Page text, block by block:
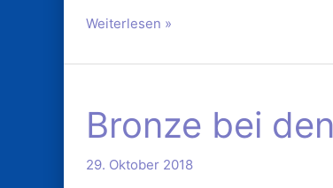
Weiterlesen »
Bronze bei
29. Oktober 2018
bei
den
TBW-